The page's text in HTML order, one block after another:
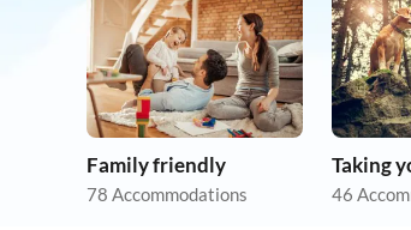
Family friendly
78 Accommodations 46